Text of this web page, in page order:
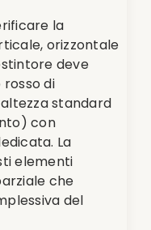
la
orizzontale
deve
di
standard
con
La
elementi
che
del